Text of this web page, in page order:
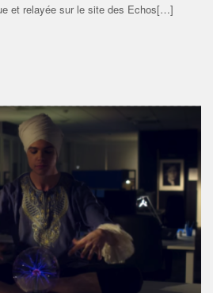
et relayée sur le site des Echos[…]